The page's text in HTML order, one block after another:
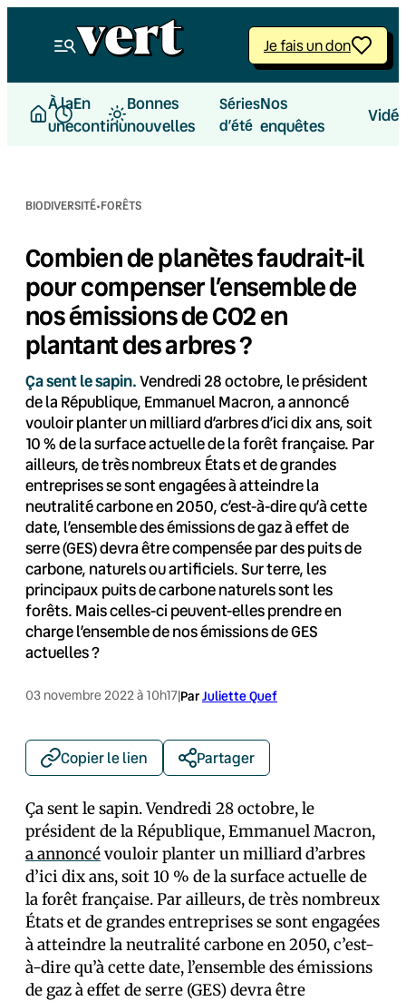
Je fais un don
À la
une
En
continu
Bonnes
nouvelles
Séries
d’été
Nos
enquêtes
BIODIVERSITÉ·FORÊTS
Combien de planètes faudrait-il
pour compenser l’ensemble de
nos émissions de CO2 en
plantant des arbres ?
Ça sent le sapin.Vendredi 28 octobre, le président
de la République, Emmanuel Macron, a annoncé
vouloir planter un milliard d’arbres d’ici dix ans, soit
10 % de la surface actuelle de la forêt française. Par
ailleurs, de très nombreux États et de grandes
entreprises se sont engagées à atteindre la
neutralité carbone en 2050, c’est-à-dire qu’à cette
date, l’ensemble des émissions de gaz à effet de
serre (GES) devra être compensée par des puits de
carbone, naturels ou artificiels. Sur terre, les
principaux puits de carbone naturels sont les
forêts. Mais celles-ci peuvent-elles prendre en
charge l’ensemble de nos émissions de GES
actuelles ?
03 novembre 2022 à 10h17|ParJuliette Quef
Copier le lien Partager
Ça sent le sapin. Vendredi 28 octobre, le
président de la République, Emmanuel Macron,
a annoncévouloir planter un milliard d’arbres
d’ici dix ans, soit 10 % de la surface actuelle de
la forêt française. Par ailleurs, de très nombreux
États et de grandes entreprises se sont engagées
à atteindre la neutralité carbone en 2050, c’est-
à-dire qu’à cette date, l’ensemble des émissions
de gaz à effet de serre (GES) devra être